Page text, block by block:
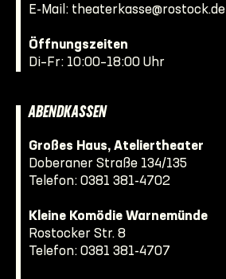
E-Mail: theaterkasse@rostock.de
Öffnungszeiten
Di–Fr: 10:00–18:00 Uhr
ABENDKASSEN
Großes Haus, Ateliertheater
Doberaner Straße 134/135
Telefon: 0381 381-4702
Kleine Komödie Warnemünde
Rostocker Str. 8
Telefon: 0381 381-4707